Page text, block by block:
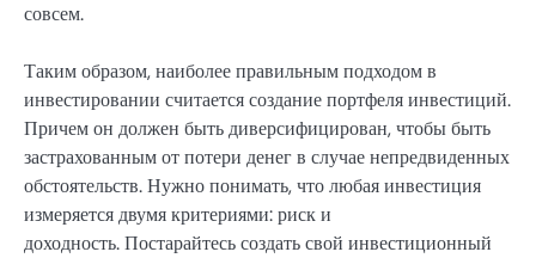
совсем.
Таким образом, наиболее правильным подходом в
инвестировании считается создание портфеля инвестиций.
Причем он должен быть диверсифицирован, чтобы быть
застрахованным от потери денег в случае непредвиденных
обстоятельств. Нужно понимать, что любая инвестиция
измеряется двумя критериями: риск и
доходность. Постарайтесь создать свой инвестиционный